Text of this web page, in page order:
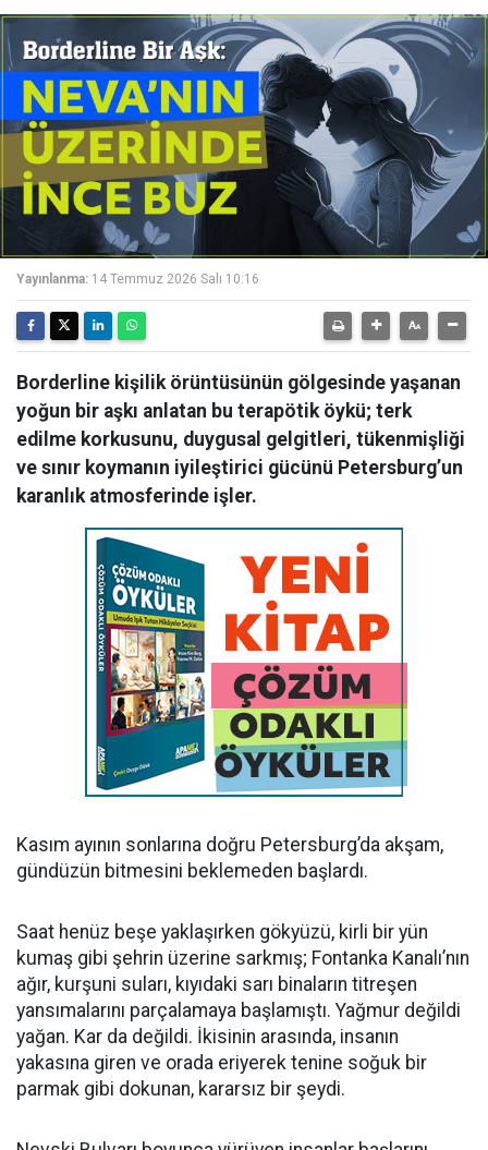
Yayınlanma: 14 Temmuz 2026 Salı 10:16
Borderline kişilik örüntüsünün gölgesinde yaşanan
yoğun bir aşkı anlatan bu terapötik öykü; terk
edilme korkusunu, duygusal gelgitleri, tükenmişliği
ve sınır koymanın iyileştirici gücünü Petersburg’un
karanlık atmosferinde işler.
Kasım ayının sonlarına doğru Petersburg’da akşam,
gündüzün bitmesini beklemeden başlardı.
Saat henüz beşe yaklaşırken gökyüzü, kirli bir yün
kumaş gibi şehrin üzerine sarkmış; Fontanka Kanalı’nın
ağır, kurşuni suları, kıyıdaki sarı binaların titreşen
yansımalarını parçalamaya başlamıştı. Yağmur değildi
yağan. Kar da değildi. İkisinin arasında, insanın
yakasına giren ve orada eriyerek tenine soğuk bir
parmak gibi dokunan, kararsız bir şeydi.